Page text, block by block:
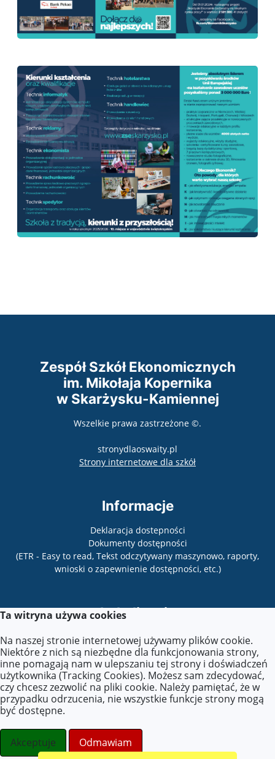
Zespół Szkół Ekonomicznych
im. Mikołaja Kopernika
w Skarżysku-Kamiennej
Wszelkie prawa zastrzeżone ©.
stronydlaoswaity.pl
Strony internetowe dla szkółotwiera się w
Informacje
Deklaracja dostepności
Dokumenty dostępności
(ETR - Easy to read, Tekst odczytywany maszynowo, raporty,
wnioski o zapewnienie dostępności, etc.)
Lokalizacja
Powstańców Warszawy 11,
26-110 Skarżysko-Kamienna
Kontakt
E-mail:zse.sekretariat@zseskarzysko.pl
Ta witryna używa cookies
Na naszej stronie internetowej używamy plików cookie.
Niektóre z nich są niezbędne dla funkcjonowania strony,
inne pomagają nam w ulepszaniu tej strony i doświadczeń
użytkownika (Tracking Cookies). Możesz sam zdecydować,
czy chcesz zezwolić na pliki cookie. Należy pamiętać, że w
przypadku odrzucenia, nie wszystkie funkcje strony mogą
być dostępne.
Akceptuje Odmawiam